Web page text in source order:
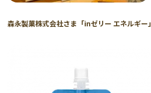
森永製菓株式会社さま「inゼリー エネルギー」